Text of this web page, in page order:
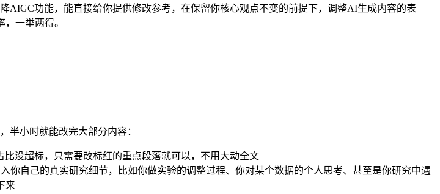
AIGC功能，能直接给你提供修改参考，在保留你核心观点不变的前提下，调整AI生成内容的表
一举两得。
半小时就能改完大部分内容：
没超标，只需要改标红的重点段落就可以，不用大动全文
自己的真实研究细节，比如你做实验的调整过程、你对某个数据的个人思考、甚至是你研究中遇
来